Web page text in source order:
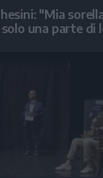
"Mia
una parte di